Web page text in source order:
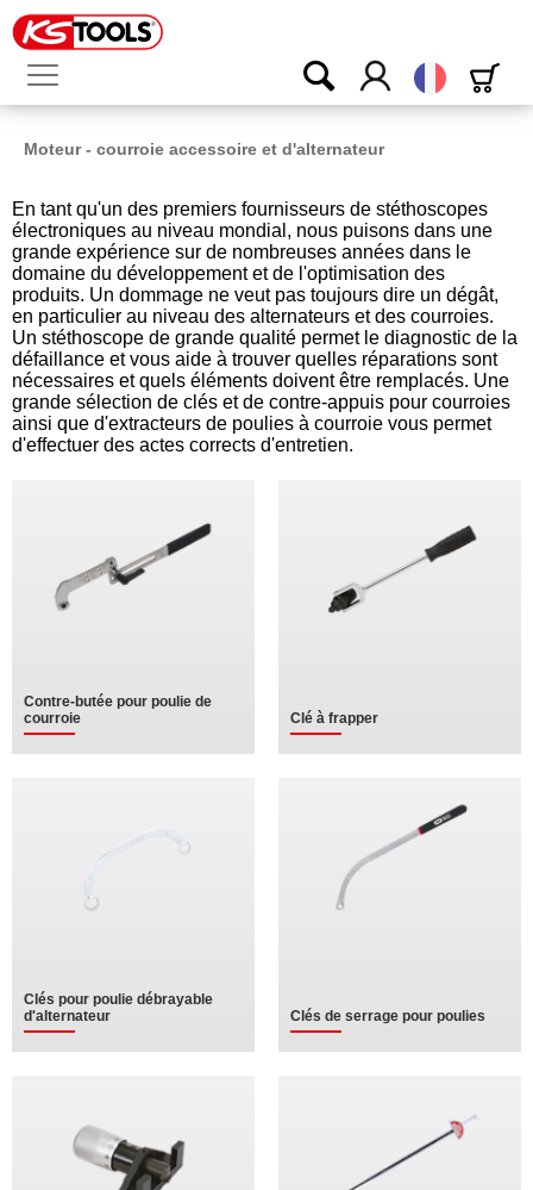
Français
Moteur - courroie accessoire et d'alternateur
En tant qu'un des premiers fournisseurs de stéthoscopes
électroniques au niveau mondial, nous puisons dans une
grande expérience sur de nombreuses années dans le
domaine du développement et de l'optimisation des
produits. Un dommage ne veut pas toujours dire un dégât,
en particulier au niveau des alternateurs et des courroies.
Un stéthoscope de grande qualité permet le diagnostic de la
défaillance et vous aide à trouver quelles réparations sont
nécessaires et quels éléments doivent être remplacés. Une
grande sélection de clés et de contre-appuis pour courroies
ainsi que d'extracteurs de poulies à courroie vous permet
d'effectuer des actes corrects d'entretien.
Contre-butée pour poulie de
courroie
Clé à frapper
Clés pour poulie débrayable
d'alternateur
Clés de serrage pour poulies